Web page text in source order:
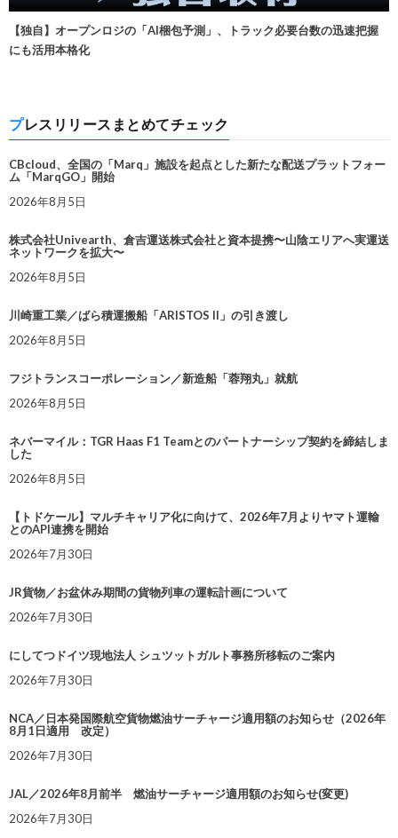
【独自】オープンロジの「AI梱包予測」、トラック必要台数の迅速把握
にも活用本格化
プレスリリースまとめてチェック
CBcloud、全国の「Marq」施設を起点とした新たな配送プラットフォー
ム「MarqGO」開始
2026年8月5日
株式会社Univearth、倉吉運送株式会社と資本提携〜山陰エリアへ実運送
ネットワークを拡大〜
2026年8月5日
川崎重工業／ばら積運搬船「ARISTOS II」の引き渡し
2026年8月5日
フジトランスコーポレーション／新造船「蓉翔丸」就航
2026年8月5日
ネバーマイル：TGR Haas F1 Teamとのパートナーシップ契約を締結しま
した
2026年8月5日
【トドケール】マルチキャリア化に向けて、2026年7月よりヤマト運輸
とのAPI連携を開始
2026年7月30日
JR貨物／お盆休み期間の貨物列車の運転計画について
2026年7月30日
にしてつドイツ現地法人 シュツットガルト事務所移転のご案内
2026年7月30日
NCA／日本発国際航空貨物燃油サーチャージ適用額のお知らせ（2026年
8月1日適用 改定）
2026年7月30日
JAL／2026年8月前半 燃油サーチャージ適用額のお知らせ(変更)
2026年7月30日